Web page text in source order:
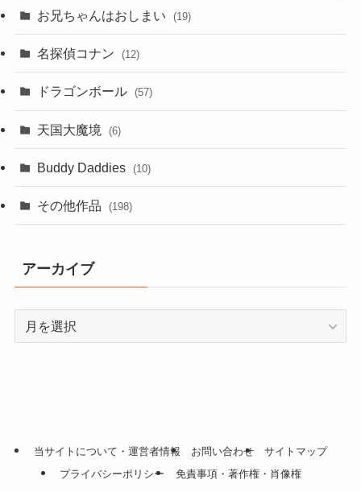
お兄ちゃんはおしまい (19)
名探偵コナン (12)
ドラゴンボール (57)
天国大魔境 (6)
Buddy Daddies (10)
その他作品 (198)
アーカイブ
当サイトについて・運営者情報 お問い合わせ
サイトマップ
プライバシーポリシー
免責事項・著作権・肖像権